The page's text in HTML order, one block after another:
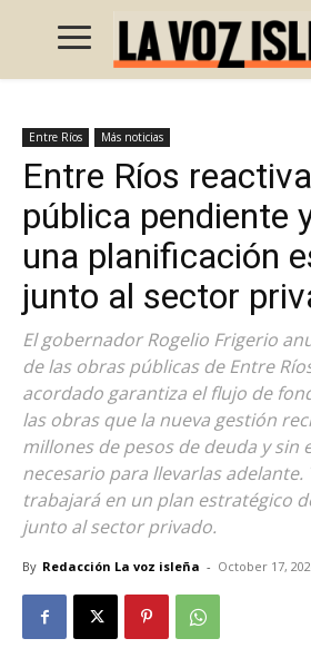
Entre Ríos Más noticias
Entre Ríos
pública pendiente
una planificación
junto al sector
El gobernador Rogelio Frigerio
de las obras públicas de Entre
acordado garantiza el flujo de
las obras que la nueva gestión
millones de pesos de deuda y sin
necesario para llevarlas adelante.
trabajará en un plan estratégico
junto al sector privado.
By Redacción La voz isleña - October 17,